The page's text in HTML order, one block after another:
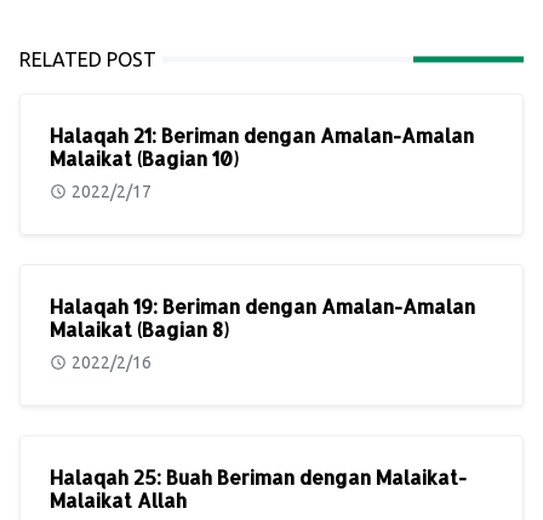
RELATED POST
Halaqah 21: Beriman dengan Amalan-Amalan
Malaikat (Bagian 10)
2022/2/17
Halaqah 19: Beriman dengan Amalan-Amalan
Malaikat (Bagian 8)
2022/2/16
Halaqah 25: Buah Beriman dengan Malaikat-
Malaikat Allah